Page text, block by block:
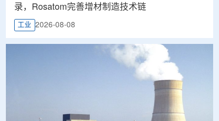
录，Rosatom完善增材制造技术链
工业 2026-08-08